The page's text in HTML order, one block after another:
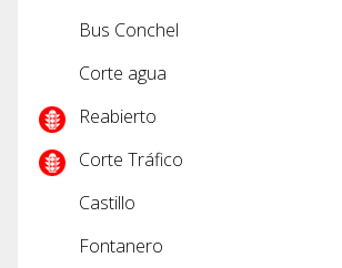
Bus Conchel
Corte agua
Reabierto
Corte Tráfico
Castillo
Fontanero